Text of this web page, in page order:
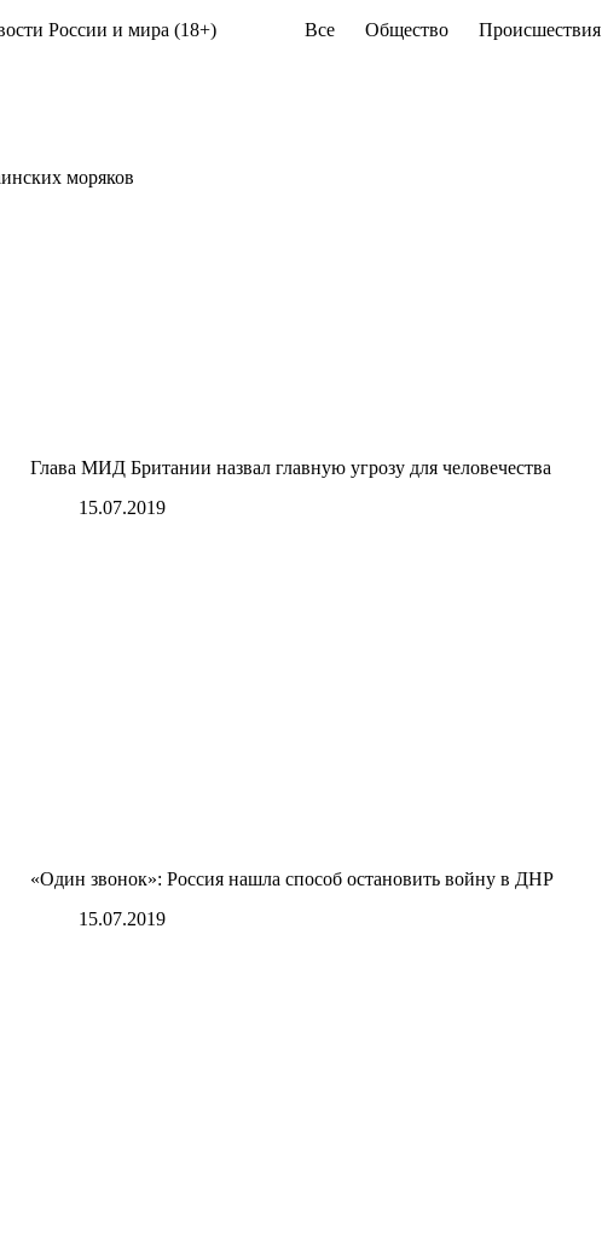
России и мира (18+) Все Общество Происшествия
моряков
Глава МИД Британии назвал главную угрозу для человечества
15.07.2019
«Один звонок»: Россия нашла способ остановить войну в ДНР
15.07.2019